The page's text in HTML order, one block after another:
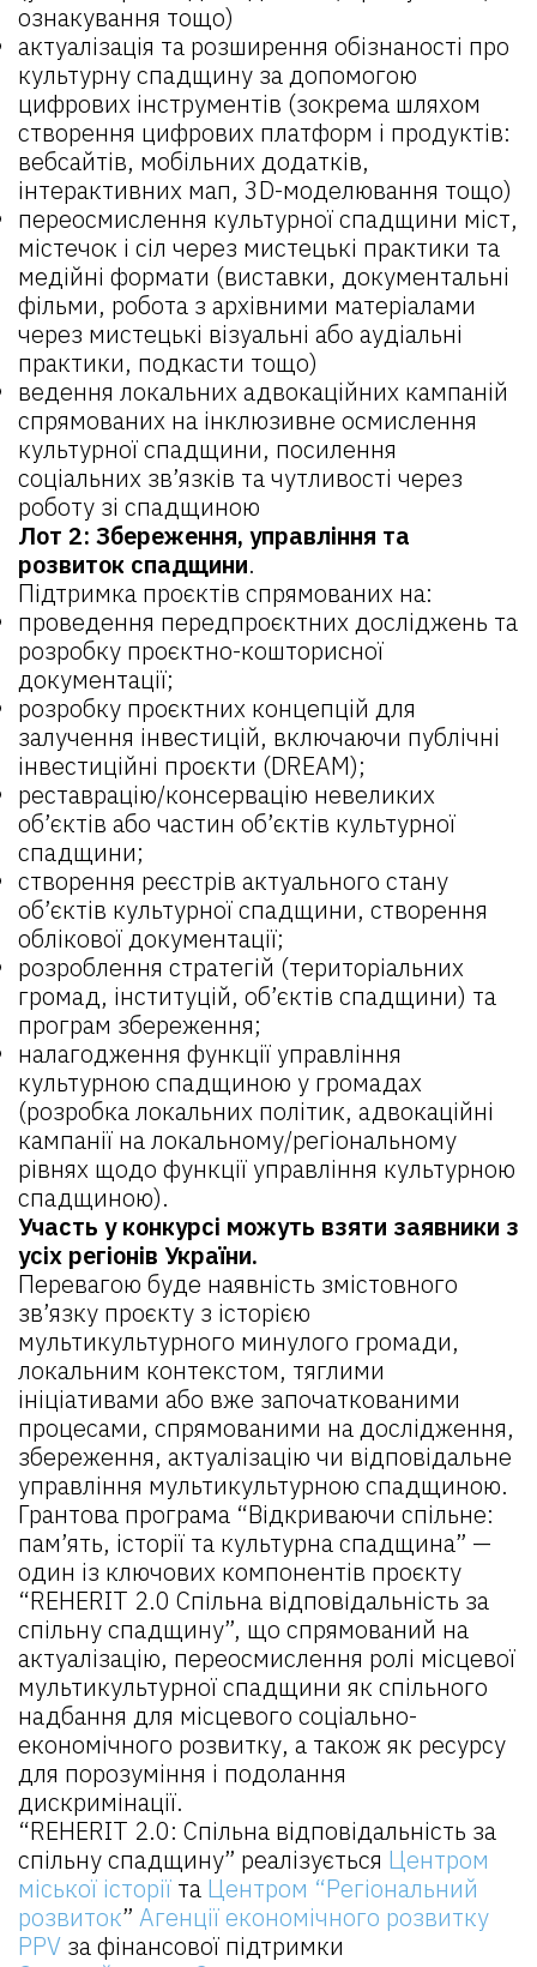
ознакування тощо)
актуалізація та розширення обізнаності про
культурну спадщину за допомогою
цифрових інструментів (зокрема шляхом
створення цифрових платформ і продуктів:
вебсайтів, мобільних додатків,
інтерактивних мап, 3D-моделювання тощо)
переосмислення культурної спадщини міст,
містечок і сіл через мистецькі практики та
медійні формати (виставки, документальні
фільми, робота з архівними матеріалами
через мистецькі візуальні або аудіальні
практики, подкасти тощо)
ведення локальних адвокаційних кампаній
спрямованих на інклюзивне осмислення
культурної спадщини, посилення
соціальних зв’язків та чутливості через
роботу зі спадщиною
Лот 2: Збереження, управління та
розвиток спадщини.
Підтримка проєктів спрямованих на:
проведення передпроєктних досліджень та
розробку проєктно-кошторисної
документації;
розробку проєктних концепцій для
залучення інвестицій, включаючи публічні
інвестиційні проєкти (DREAM);
реставрацію/консервацію невеликих
об’єктів або частин об’єктів культурної
спадщини;
створення реєстрів актуального стану
об’єктів культурної спадщини, створення
облікової документації;
розроблення стратегій (територіальних
громад, інституцій, об’єктів спадщини) та
програм збереження;
налагодження функції управління
культурною спадщиною у громадах
(розробка локальних політик, адвокаційні
кампанії на локальному/регіональному
рівнях щодо функції управління культурною
спадщиною).
Участь у конкурсі можуть взяти заявники з
усіх регіонів України.
Перевагою буде наявність змістовного
зв’язку проєкту з історією
мультикультурного минулого громади,
локальним контекстом, тяглими
ініціативами або вже започаткованими
процесами, спрямованими на дослідження,
збереження, актуалізацію чи відповідальне
управління мультикультурною спадщиною.
Грантова програма “Відкриваючи спільне:
пам’ять, історії та культурна спадщина” —
один із ключових компонентів проєкту
“REHERIT 2.0 Спільна відповідальність за
спільну спадщину”, що спрямований на
актуалізацію, переосмислення ролі місцевої
мультикультурної спадщини як спільного
надбання для місцевого соціально-
економічного розвитку, а також як ресурсу
для порозуміння і подолання
дискримінації.
“REHERIT 2.0: Спільна відповідальність за
спільну спадщину” реалізується Центром
міської історії та Центром “Регіональний
розвиток” Агенції економічного розвитку
PPV за фінансової підтримки